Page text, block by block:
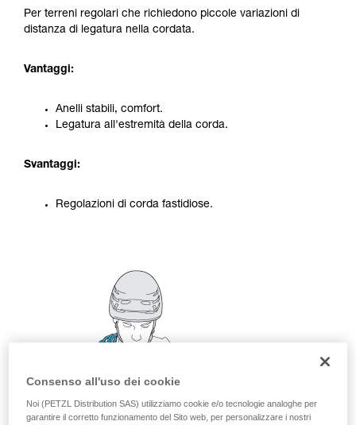
capire queste ulteriori informazioni.
La padronanza di queste tecniche richiede una
formazione ed un addestramento specifico.
capacità di rifare la manovra, da soli, in piena
Forniamo esempi di tecniche relative alla vostra
attività. Ne possono esistere altre che non
vengono qui descritte.
Per terreni regolari che richiedono piccole variazioni di
distanza di legatura nella cordata.
Vantaggi:
Anelli stabili, comfort.
Legatura all'estremità della corda.
Svantaggi:
Regolazioni di corda fastidiose.
Consenso all'uso dei cookie
Noi (PETZL Distribution SAS) utilizziamo cookie e/o tecnologie analoghe per
garantire il corretto funzionamento del Sito web, per personalizzare i nostri